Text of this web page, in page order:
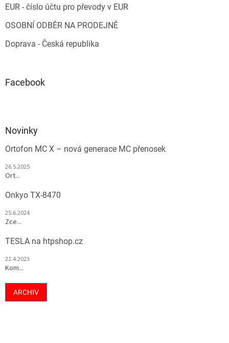
EUR - číslo účtu pro převody v EUR
OSOBNÍ ODBĚR NA PRODEJNĚ
Doprava - Česká republika
Facebook
Novinky
Ortofon MC X – nová generace MC přenosek
26.5.2025
Ort...
Onkyo TX-8470
25.6.2024
Zce...
TESLA na htpshop.cz
21.4.2023
Kom...
ARCHIV